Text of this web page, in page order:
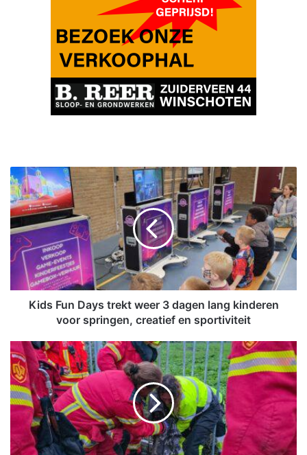
K
i
d
s
F
u
n
a
r
e
k
t
w
e
e
r
Kids Fun Days trekt weer 3 dagen lang kinderen
voor springen, creatief en sportiviteit
R
e
e
v
a
s
t